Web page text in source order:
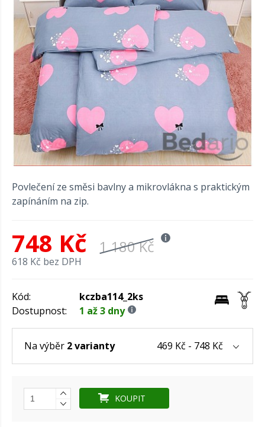
Povlečení ze směsi bavlny a mikrovlákna s praktickým
zapínáním na zip.
748 Kč 1 180 Kč
618 Kč bez DPH
Kód:
kczba114_2ks
Dostupnost:
1 až 3 dny
Na výběr 2 varianty 469 Kč - 748 Kč
KOUPIT